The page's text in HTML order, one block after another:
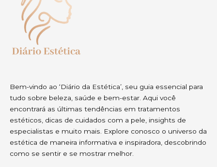
Bem-vindo ao ‘Diário da Estética’, seu guia essencial para
tudo sobre beleza, saúde e bem-estar. Aqui você
encontrará as últimas tendências em tratamentos
estéticos, dicas de cuidados com a pele, insights de
especialistas e muito mais. Explore conosco o universo da
estética de maneira informativa e inspiradora, descobrindo
como se sentir e se mostrar melhor.